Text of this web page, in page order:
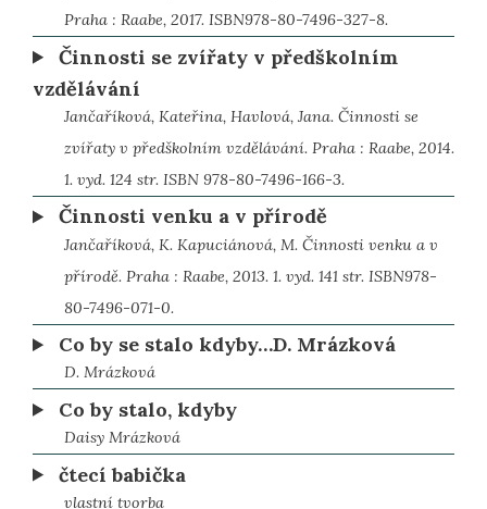
Praha : Raabe, 2017. ISBN978-80-7496-327-8.
Činnosti se zvířaty v předškolním
vzdělávání
Jančaříková, Kateřina, Havlová, Jana. Činnosti se
zvířaty v předškolním vzdělávání. Praha : Raabe, 2014.
1. vyd. 124 str. ISBN 978-80-7496-166-3.
Činnosti venku a v přírodě
Jančaříková, K. Kapuciánová, M. Činnosti venku a v
přírodě. Praha : Raabe, 2013. 1. vyd. 141 str. ISBN978-
80-7496-071-0.
Co by se stalo kdyby…D. Mrázková
D. Mrázková
Co by stalo, kdyby
Daisy Mrázková
čtecí babička
vlastní tvorba